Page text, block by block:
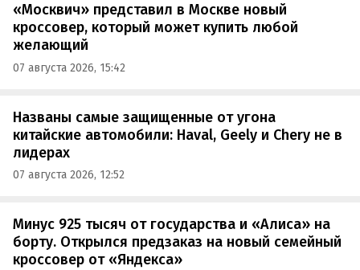
«Москвич» представил в Москве новый
кроссовер, который может купить любой
желающий
07 августа 2026, 15:42
Названы самые защищенные от угона
китайские автомобили: Haval, Geely и Chery не в
лидерах
07 августа 2026, 12:52
Минус 925 тысяч от государства и «Алиса» на
борту. Открылся предзаказ на новый семейный
кроссовер от «Яндекса»